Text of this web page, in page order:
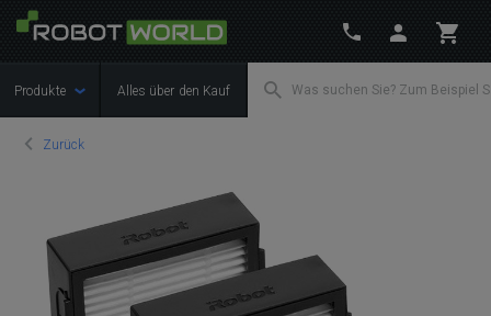
Produkte Alles über den Kauf
Zurück